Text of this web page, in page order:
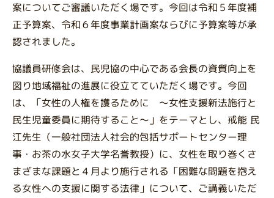
案についてご審議いただく場です。今回は令和５年度補
正予算案、令和６年度事業計画案ならびに予算案等が承
認されました。
協議員研修会は、民児協の中心である会長の資質向上を
図り地域福祉の進展に役立てていただく場です。今回
は、「女性の人権を護るために ～女性支援新法施行と
民生児童委員に期待すること～」をテーマとし、戒能 民
江先生（一般社団法人社会的包括サポートセンター理
事・お茶の水女子大学名誉教授）に、女性を取り巻くさ
まざまな課題と４月より施行される「困難な問題を抱え
る女性への支援に関する法律」について、ご講義いただ